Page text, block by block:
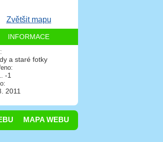
Zvětšit mapu
INFORMACE
a staré fotky
-1
2011
MAPA WEBU